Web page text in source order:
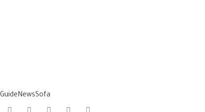
GuideNewsSofa